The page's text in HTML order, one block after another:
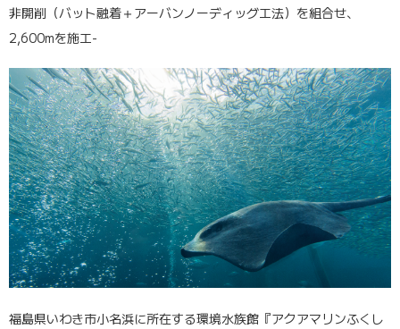
非開削（バット融着＋アーバンノーディッグ工法）を組合せ、
2,600mを施工-
福島県いわき市小名浜に所在する環境水族館『アクアマリンふくし